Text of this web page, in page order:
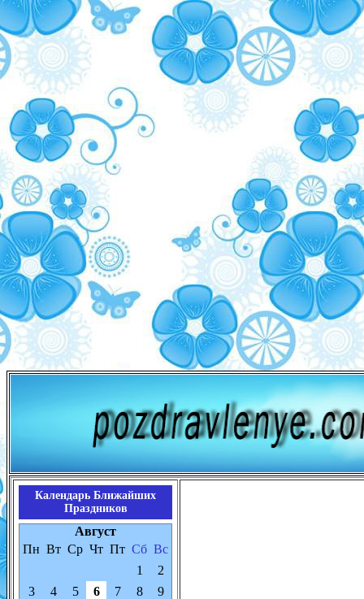
Календарь Ближайших
Праздников
Август
Пн Вт Ср Чт Пт Сб Вс
1
2
3
4 5 6 7 8
9